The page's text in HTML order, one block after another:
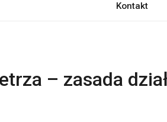
Kontakt
– zasada